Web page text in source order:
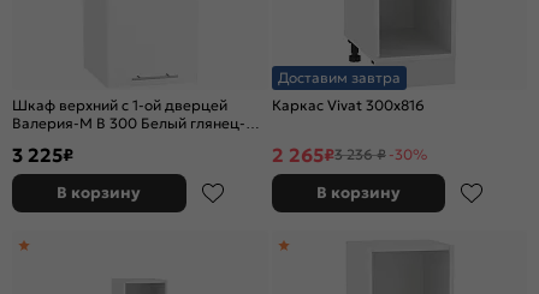
Шкаф верхний с 1-ой дверцей
Валерия-М В 300 Белый глянец-
3 225₽
В корзину
Доставим завтра
Каркас Vivat 300x816
2 265₽3 236 ₽ -30%
В корзину